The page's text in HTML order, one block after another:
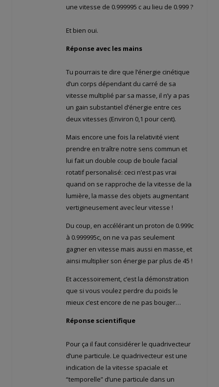
une vitesse de 0.999995 c au lieu de 0.999 ?
Et bien oui.
Réponse avec les mains
Tu pourrais te dire que l’énergie cinétique
d’un corps dépendant du carré de sa
vitesse multiplié par sa masse, il n’y a pas
un gain substantiel d’énergie entre ces
deux vitesses (Environ 0,1 pour cent).
Mais encore une fois la relativité vient
prendre en traître notre sens commun et
lui fait un double coup de boule facial
rotatif personalisé: ceci n’est pas vrai
quand on se rapproche de la vitesse de la
lumière, la masse des objets augmentant
vertigineusement avec leur vitesse !
Du coup, en accélérant un proton de 0.999c
à 0.999995c, on ne va pas seulement
gagner en vitesse mais aussi en masse, et
ainsi multiplier son énergie par plus de 45 !
Et accessoirement, c’est la démonstration
que si vous voulez perdre du poids le
mieux c’est encore de ne pas bouger…
Réponse scientifique
Pour ça il faut considérer le quadrivecteur
d’une particule. Le quadrivecteur est une
indication de la vitesse spaciale et
“temporelle” d’une particule dans un